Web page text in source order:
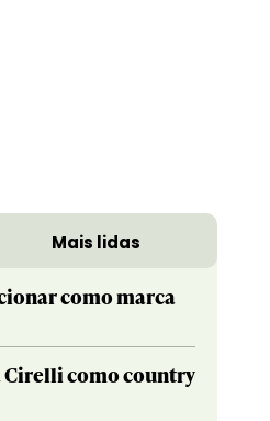
Mais lidas
como marca
como country